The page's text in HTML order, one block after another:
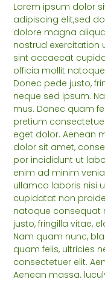
Lorem ipsum dolor
adipiscing elit,sed
dolore magna
nostrud exercitation
sint occaecat
officia mollit
Donec pede justo,
neque sed ipsum.
mus. Donec quam
pretium
eget dolor. Aenean
dolor sit amet,
por incididunt ut
enim ad minim
ullamco laboris nisi
cupidatat non
natoque consequat
justo, fringilla vitae,
Nam quam nunc,
quam felis, ultricies
consectetuer elit.
Aenean massa.